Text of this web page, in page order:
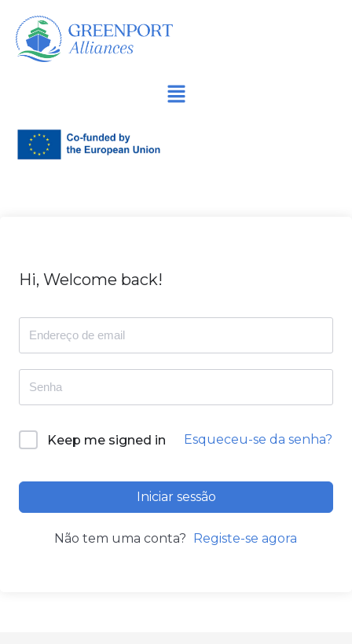
Avançar
para
Hi, Welcome back!
Keep me signed in Esqueceu-se da senha?
Iniciar sessão
Não tem uma conta? Registe-se agora